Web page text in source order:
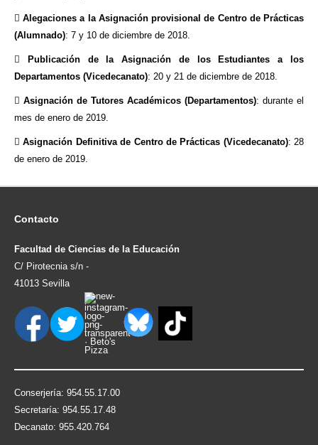
Alegaciones a la Asignación provisional de Centro de Prácticas
(Alumnado): 7 y 10 de diciembre de 2018.

Publicación de la Asignación de los Estudiantes a los
Departamentos (Vicedecanato): 20 y 21 de diciembre de 2018.
 Asignación de Tutores Académicos (Departamentos): durante el
mes de enero de 2019.
Asignación Definitiva de Centro de Prácticas (Vicedecanato): 28
de enero de 2019.
Contacto
Facultad de Ciencias de la Educación
C/ Pirotecnia s/n -
41013 Sevilla
Conserjería: 954.55.17.00
Secretaría: 954.55.17.48
Decanato: 955.420.764